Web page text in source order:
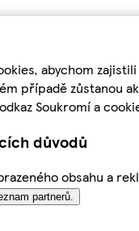
abychom
případě
Soukromí a
důvodů
obsahu a
partnerů.